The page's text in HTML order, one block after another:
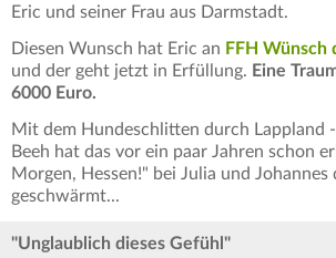
Eric und seiner Frau aus Darmstadt.
Diesen Wunsch hat Eric an FFH Wünsch
und der geht jetzt in Erfüllung. Eine
6000 Euro.
Mit dem Hundeschlitten durch Lappland
Beeh hat das vor ein paar Jahren schon
Morgen, Hessen!" bei Julia und Johannes
geschwärmt...
"Unglaublich dieses Gefühl"